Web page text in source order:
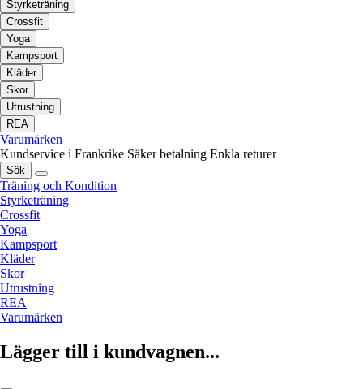
Styrketräning
Crossfit
Yoga
Kampsport
Kläder
Skor
Utrustning
REA
Varumärken
Kundservice i Frankrike Säker betalning Enkla returer
Sök
Träning och Kondition
Styrketräning
Crossfit
Yoga
Kampsport
Kläder
Skor
Utrustning
REA
Varumärken
Lägger till i kundvagnen...